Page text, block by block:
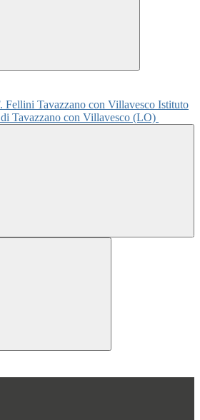
Istituto
di Tavazzano con Villavesco (LO)